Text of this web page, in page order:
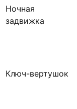
Ночная
задвижка
Ключ-вертушок